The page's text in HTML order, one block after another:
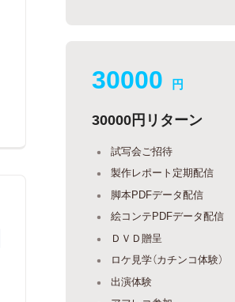
30000 円
30000円リターン
試写会ご招待
製作レポート定期配信
脚本PDFデータ配信
絵コンテPDFデータ配信
ＤＶＤ贈呈
ロケ見学（カチンコ体験）
出演体験